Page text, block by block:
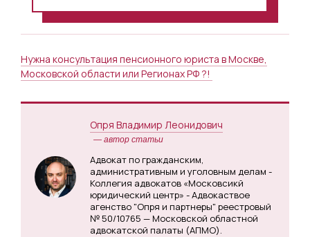
Нужна консультация пенсионного юриста в Москве,
Московской области или Регионах РФ ?!
Опря Владимир Леонидович
— автор статьи
Адвокат по гражданским,
административным и уголовным делам -
Коллегия адвокатов «Московсикй
юридический центр» - Адвокаствое
агенство "Опря и партнеры" реестровый
№ 50/10765 — Московской областной
адвокатской палаты (АПМО).